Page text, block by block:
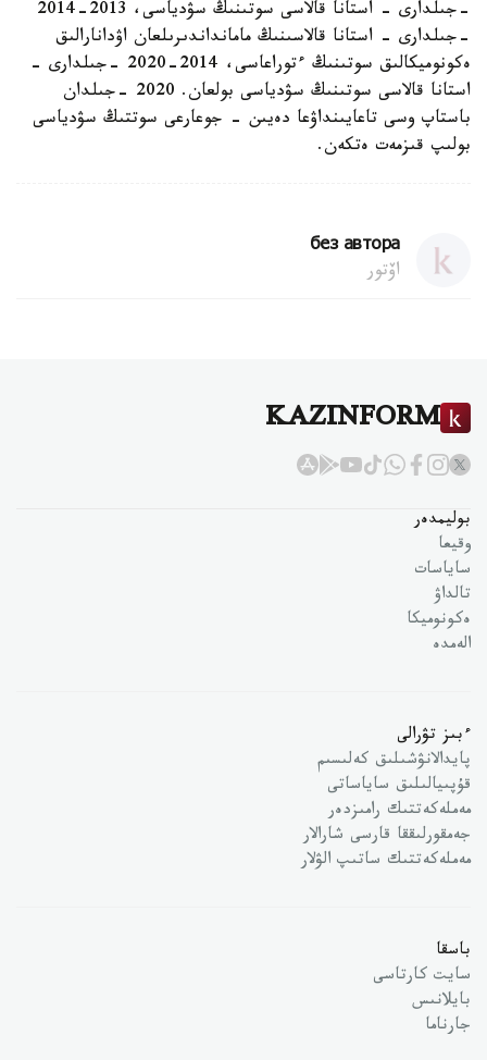
-جىلدارى - استانا قالاسى سوتىنىڭ سۋدياسى، 2013-2014
-جىلدارى - استانا قالاسىنىڭ مامانداندىرىلعان اۋدانارالىق
ەكونوميكالىق سوتىنىڭ ءتوراعاسى، 2014-2020 -جىلدارى -
استانا قالاسى سوتىنىڭ سۋدياسى بولعان. 2020 -جىلدان
باستاپ وسى تاعايىنداۋعا دەيىن - جوعارعى سوتتىڭ سۋدياسى
بولىپ قىزمەت ەتكەن.
без автора
اۆتور
KAZINFORM
بوليمدەر
وقيعا
ساياسات
تالداۋ
ەكونوميكا
الەمدە
ءبىز تۋرالى
پايدالانۋشىلىق كەلىسىم
قۇپىيالىلىق ساياساتى
مەملەكەتتىك رامىزدەر
جەمقورلىققا قارسى شارالار
مەملەكەتتىك ساتىپ الۋلار
باسقا
سايت كارتاسى
بايلانىس
جارناما